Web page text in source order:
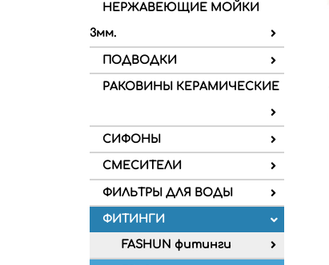
НЕРЖАВЕЮЩИЕ МОЙКИ
3мм.
ПОДВОДКИ
РАКОВИНЫ КЕРАМИЧЕСКИЕ
СИФОНЫ
СМЕСИТЕЛИ
ФИЛЬТРЫ ДЛЯ ВОДЫ
ФИТИНГИ
FASHUN фитинги